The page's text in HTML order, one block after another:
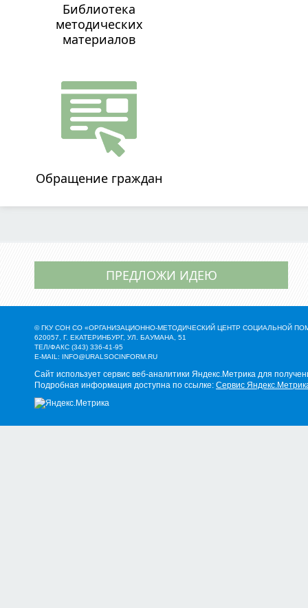
Библиотека
методических
материалов
Обращение граждан
ПРЕДЛОЖИ ИДЕЮ
© ГКУ СОН СО «ОРГАНИЗАЦИОННО-МЕТОДИЧЕСКИЙ ЦЕНТР СОЦИАЛЬНОЙ
620057, Г. ЕКАТЕРИНБУРГ, УЛ. БАУМАНА, 51
ТЕЛ/ФАКС (343) 336-41-95
E-MAIL: INFO@URALSOCINFORM.RU
Сайт использует сервис веб-аналитики Яндекс.Метрика для
Подробная информация доступна по ссылке: Сервис